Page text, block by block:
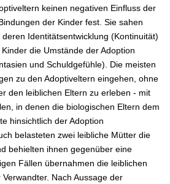
keinen negativen Einfluss der
der Kinder fest. Sie sahen
Identitätsentwicklung (Kontinuität)
die Umstände der Adoption
und Schuldgefühle). Die meisten
zu den Adoptiveltern eingehen, ohne
den leiblichen Eltern zu erleben - mit
in denen die biologischen Eltern dem
hinsichtlich der Adoption
belasteten zwei leibliche Mütter die
behielten ihnen gegenüber eine
Fällen übernahmen die leiblichen
Nach Aussage der